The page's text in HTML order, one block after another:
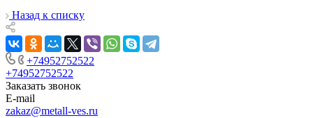
Назад к списку
+74952752522
+74952752522
Заказать звонок
E-mail
zakaz@metall-ves.ru